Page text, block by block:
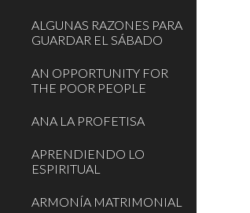
ALGUNAS RAZONES PARA
GUARDAR EL SÁBADO
AN OPPORTUNITY FOR
THE POOR PEOPLE
ANA LA PROFETISA
APRENDIENDO LO
ESPIRITUAL
ARMONÍA MATRIMONIAL